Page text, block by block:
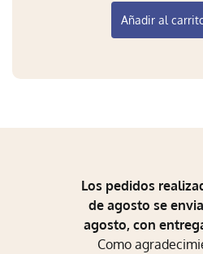
Añadir al
Los pedidos
de agosto se
agosto, con
Como